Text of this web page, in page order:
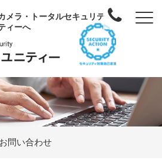
メラ・トータルセキュリテ
ィーへ
お問い合わせ